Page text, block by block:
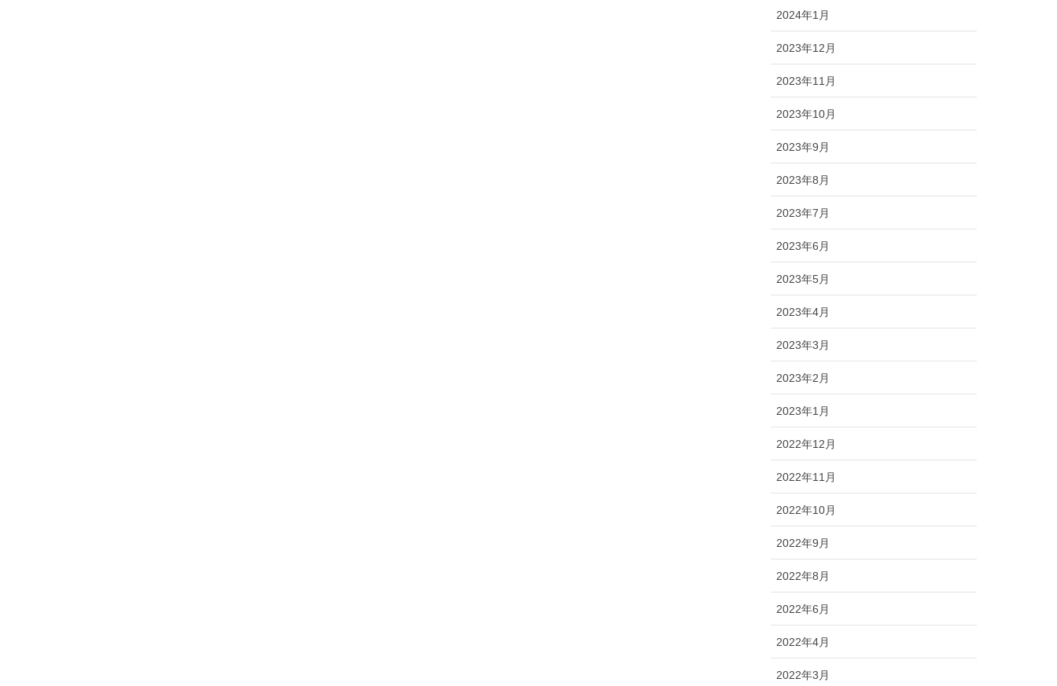
2024年1月
2023年12月
2023年11月
2023年10月
2023年9月
2023年8月
2023年7月
2023年6月
2023年5月
2023年4月
2023年3月
2023年2月
2023年1月
2022年12月
2022年11月
2022年10月
2022年9月
2022年8月
2022年6月
2022年4月
2022年3月